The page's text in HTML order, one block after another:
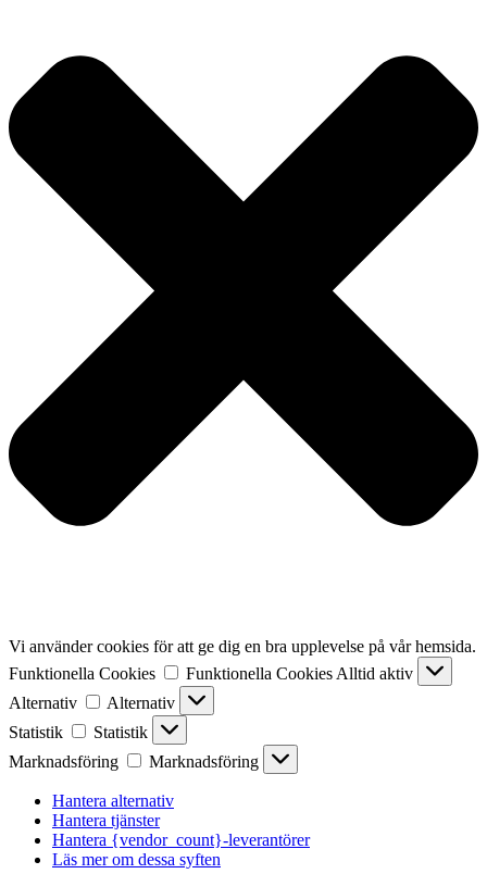
Vi använder cookies för att ge dig en bra upplevelse på vår hemsida.
Funktionella Cookies
Funktionella Cookies Alltid aktiv
Alternativ
Alternativ
Statistik
Statistik
Marknadsföring
Marknadsföring
Hantera alternativ
Hantera tjänster
Hantera {vendor_count}-leverantörer
Läs mer om dessa syften